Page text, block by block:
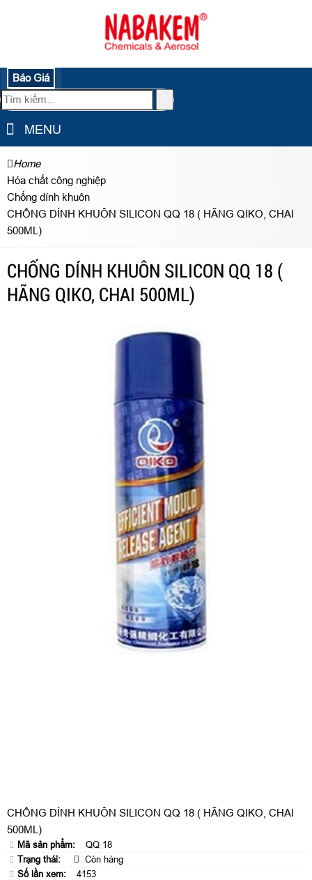
Báo Giá
MENU
Home
Hóa chất công nghiệp
Chống dính khuôn
CHỐNG DÍNH KHUÔN SILICON QQ 18 ( HÃNG QIKO, CHAI
500ML)
CHỐNG DÍNH KHUÔN SILICON QQ 18 (
HÃNG QIKO, CHAI 500ML)
CHỐNG DÍNH KHUÔN SILICON QQ 18 ( HÃNG QIKO, CHAI
500ML)
Mã sản phẩm:
QQ 18
Trạng thái:
Còn hàng
Số lần xem:
4153